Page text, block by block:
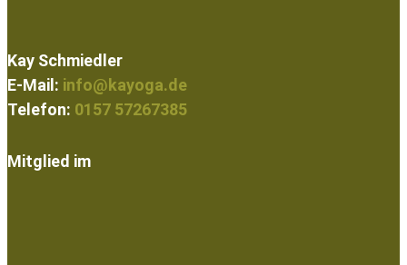
Kay Schmiedler
E-Mail: info@kayoga.de
Telefon: 0157 57267385
Mitglied im